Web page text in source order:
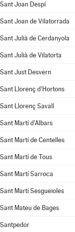
Sant Joan Despí
Sant Joan de Vilatorrada
Sant Julià de Cerdanyola
Sant Julià de Vilatorta
Sant Just Desvern
Sant Llorenç d'Hortons
Sant Llorenç Savall
Sant Martí d'Albars
Sant Martí de Centelles
Sant Martí de Tous
Sant Martí Sarroca
Sant Martí Sesgueioles
Sant Mateu de Bages
Santpedor